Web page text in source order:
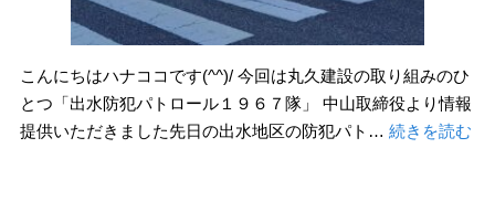
こんにちはハナココです(^^)/ 今回は丸久建設の取り組みのひ
とつ「出水防犯パトロール１９６７隊」 中山取締役より情報
提供いただきました先日の出水地区の防犯パト… 続きを読む